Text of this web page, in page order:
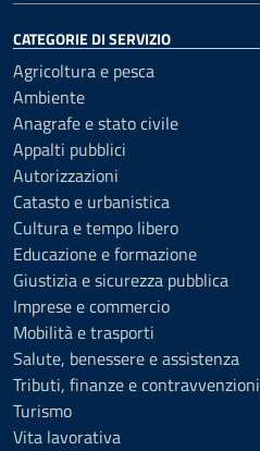
CATEGORIE DI SERVIZIO
Agricoltura e pesca
Ambiente
Anagrafe e stato civile
Appalti pubblici
Autorizzazioni
Catasto e urbanistica
Cultura e tempo libero
Educazione e formazione
Giustizia e sicurezza pubblica
Imprese e commercio
Mobilità e trasporti
Salute, benessere e assistenza
Tributi, finanze e contravvenzioni
Turismo
Vita lavorativa